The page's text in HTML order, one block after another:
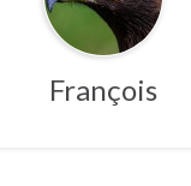
François